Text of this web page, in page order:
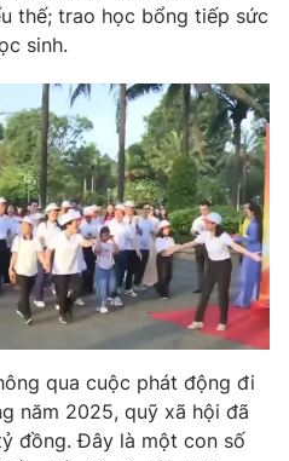
Infographic
thế; trao học bổng tiếp sức
sinh.
qua cuộc phát động đi
năm 2025, quỹ xã hội đã
đồng. Đây là một con số